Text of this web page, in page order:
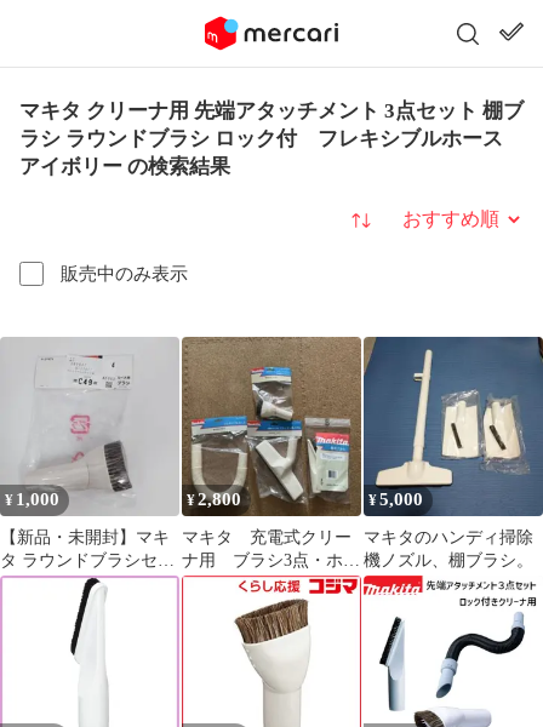
マキタ クリーナ用 先端アタッチメント 3点セット 棚ブ
ラシ ラウンドブラシ ロック付 フレキシブルホース
アイボリー の検索結果
販売中のみ表示
並び替え
¥ 1,000
【新品・未開封】マキ
タ ラウンドブラシセッ
ト品 A-37471 掃除機用
¥2,800
マキタ 充電式クリー
ナ用 ブラシ3点・ホー
ス1点 新品未開封
¥5,000
マキタのハンディ掃除
機ノズル、棚ブラシ。